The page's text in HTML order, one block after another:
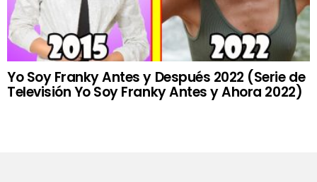
Yo Soy Franky Antes y Después 2022 (Serie de
Televisión Yo Soy Franky Antes y Ahora 2022)